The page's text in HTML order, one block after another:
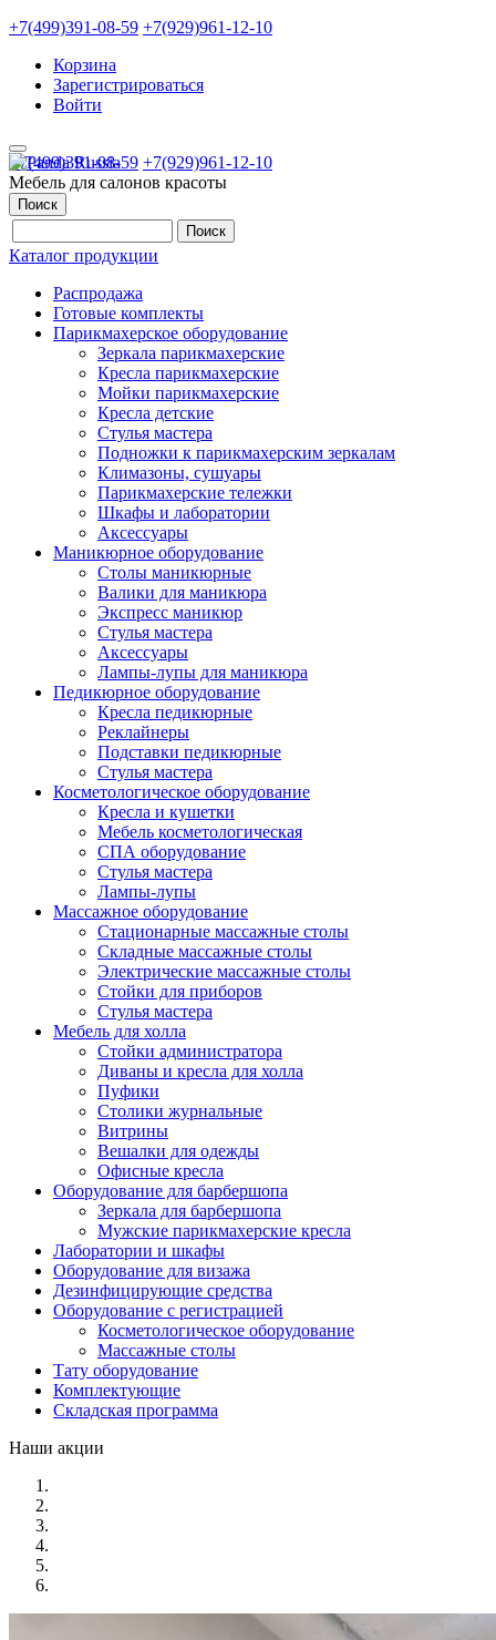
+7(499)391-08-59 +7(929)961-12-10
Корзина
Зарегистрироваться
Войти
+7(499)391-08-59 +7(929)961-12-10
Мебель для салонов красоты
Поиск
Каталог продукции
Распродажа
Готовые комплекты
Парикмахерское оборудование
Зеркала парикмахерские
Кресла парикмахерские
Мойки парикмахерские
Кресла детские
Стулья мастера
Подножки к парикмахерским зеркалам
Климазоны, сушуары
Парикмахерские тележки
Шкафы и лаборатории
Аксессуары
Маникюрное оборудование
Столы маникюрные
Валики для маникюра
Экспресс маникюр
Стулья мастера
Аксессуары
Лампы-лупы для маникюра
Педикюрное оборудование
Кресла педикюрные
Реклайнеры
Подставки педикюрные
Стулья мастера
Косметологическое оборудование
Кресла и кушетки
Мебель косметологическая
СПА оборудование
Стулья мастера
Лампы-лупы
Массажное оборудование
Стационарные массажные столы
Складные массажные столы
Электрические массажные столы
Стойки для приборов
Стулья мастера
Мебель для холла
Стойки администратора
Диваны и кресла для холла
Пуфики
Столики журнальные
Витрины
Вешалки для одежды
Офисные кресла
Оборудование для барбершопа
Зеркала для барбершопа
Мужские парикмахерские кресла
Лаборатории и шкафы
Оборудование для визажа
Дезинфицирующие средства
Оборудование с регистрацией
Косметологическое оборудование
Массажные столы
Тату оборудование
Комплектующие
Складская программа
Наши акции